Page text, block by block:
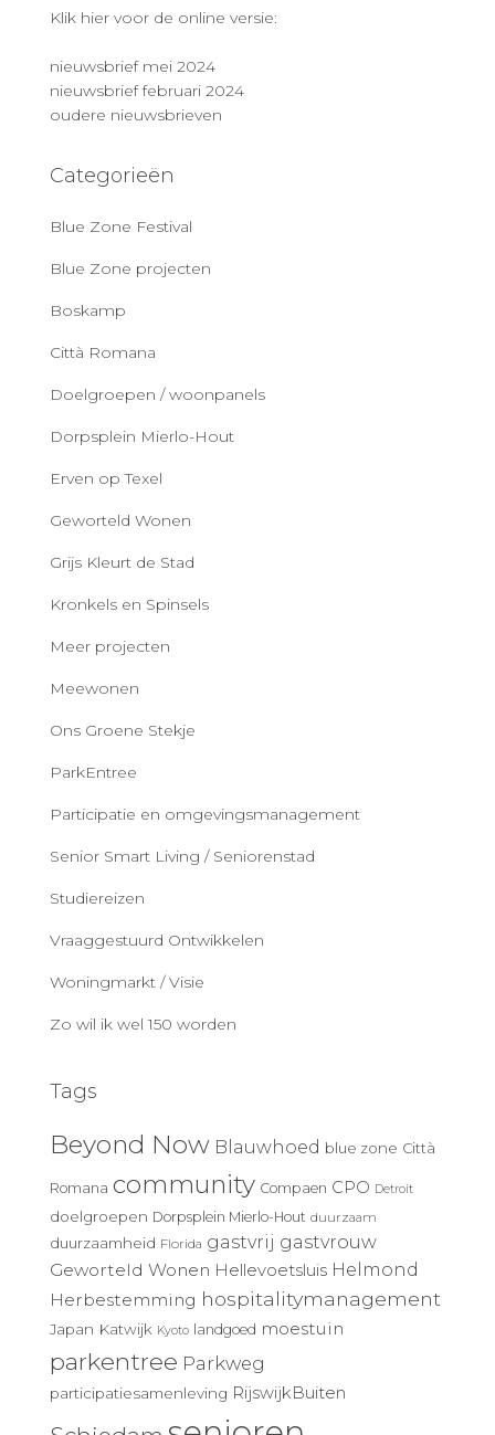
Klik hier voor de online versie:
nieuwsbrief mei 2024
nieuwsbrief februari 2024
oudere nieuwsbrieven
Categorieën
Blue Zone Festival
Blue Zone projecten
Boskamp
Città Romana
Doelgroepen / woonpanels
Dorpsplein Mierlo-Hout
Erven op Texel
Geworteld Wonen
Grijs Kleurt de Stad
Kronkels en Spinsels
Meer projecten
Meewonen
Ons Groene Stekje
ParkEntree
Participatie en omgevingsmanagement
Senior Smart Living / Seniorenstad
Studiereizen
Vraaggestuurd Ontwikkelen
Woningmarkt / Visie
Zo wil ik wel 150 worden
Tags
Beyond Now Blauwhoed blue zone Città
Romana community Compaen CPO Detroit
doelgroepen Dorpsplein Mierlo-Hout duurzaam
duurzaamheid Florida gastvrij gastvrouw
Geworteld Wonen Hellevoetsluis Helmond
Herbestemming hospitalitymanagement
Japan Katwijk Kyoto landgoed moestuin
parkentree Parkweg
participatiesamenleving RijswijkBuiten